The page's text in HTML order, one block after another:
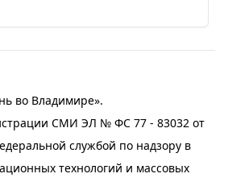
во Владимире».
СМИ ЭЛ № ФС 77 - 83032 от
службой по надзору в
технологий и массовых